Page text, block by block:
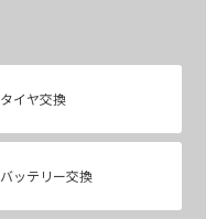
タイヤ交換
バッテリー交換